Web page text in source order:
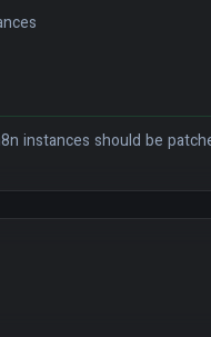
instances should be